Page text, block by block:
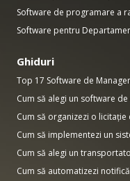
Software de programare a
Software pentru
Ghiduri
Top 17 Software de
Cum să alegi un software
Cum să organizezi o
Cum să implementezi un
Cum să alegi un
Cum să automatizezi